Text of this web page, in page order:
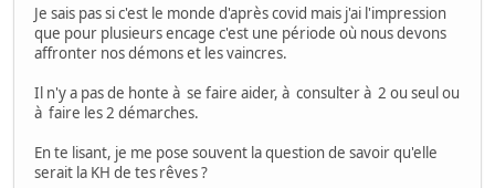
Je sais pas si c'est le monde d'après covid mais j'ai l'impression
que pour plusieurs encage c'est une période où nous devons
affronter nos démons et les vaincres.
Il n'y a pas de honte à se faire aider, à consulter à 2 ou seul ou
à faire les 2 démarches.
En te lisant, je me pose souvent la question de savoir qu'elle
serait la KH de tes rêves ?